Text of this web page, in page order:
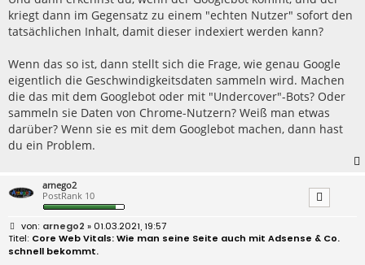
kriegt dann im Gegensatz zu einem "echten Nutzer" sofort den
tatsächlichen Inhalt, damit dieser indexiert werden kann?
Wenn das so ist, dann stellt sich die Frage, wie genau Google
eigentlich die Geschwindigkeitsdaten sammeln wird. Machen
die das mit dem Googlebot oder mit "Undercover"-Bots? Oder
sammeln sie Daten von Chrome-Nutzern? Weiß man etwas
darüber? Wenn sie es mit dem Googlebot machen, dann hast
du ein Problem.
arnego2
PostRank 10
B
e
i
t
arnego2 » 01.03.2021, 19:57
Core Web Vitals: Wie man seine Seite auch mit Adsense & Co.
schnell bekommt.